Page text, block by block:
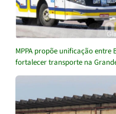
MPPA propõe unificação entre
fortalecer transporte na